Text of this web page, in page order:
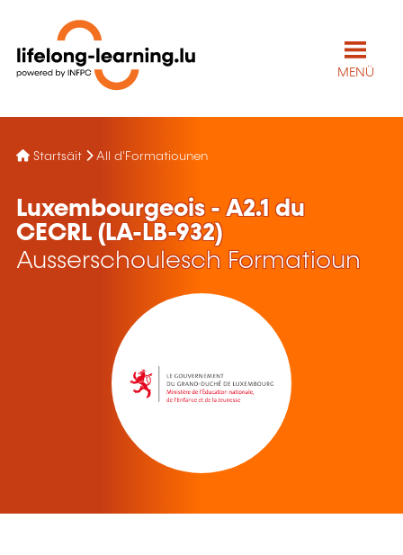
MENÜ
Startsäit All d'Formatiounen
Luxembourgeois - A2.1 du
CECRL (LA-LB-932)
Ausserschoulesch Formatioun